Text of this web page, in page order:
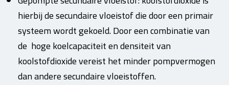
hierbij de secundaire vloeistof die door een primair
systeem wordt gekoeld. Door een combinatie van
de hoge koelcapaciteit en densiteit van
koolstofdioxide vereist het minder pompvermogen
dan andere secundaire vloeistoffen.